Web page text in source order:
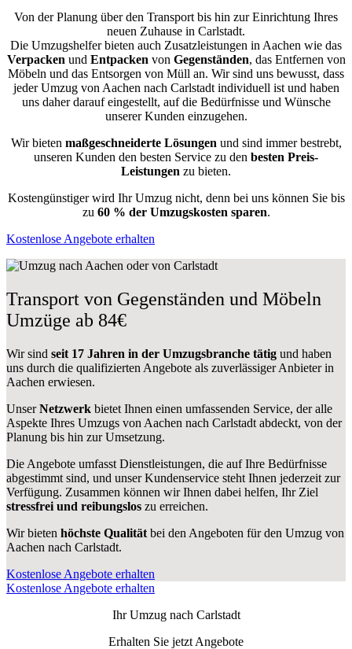
Von der Planung über den Transport bis hin zur Einrichtung Ihres
neuen Zuhause in Carlstadt.
Die Umzugshelfer bieten auch Zusatzleistungen in Aachen wie das
Verpacken und Entpacken von Gegenständen, das Entfernen von
Möbeln und das Entsorgen von Müll an. Wir sind uns bewusst, dass
jeder Umzug von Aachen nach Carlstadt individuell ist und haben
uns daher darauf eingestellt, auf die Bedürfnisse und Wünsche
unserer Kunden einzugehen.
Wir bieten maßgeschneiderte Lösungen und sind immer bestrebt,
unseren Kunden den besten Service zu den besten Preis-
Leistungen zu bieten.
Kostengünstiger wird Ihr Umzug nicht, denn bei uns können Sie bis
zu 60 % der Umzugskosten sparen.
Kostenlose Angebote erhalten
Transport von Gegenständen und Möbeln
Umzüge ab 84€
Wir sind seit 17 Jahren in der Umzugsbranche tätig und haben
uns durch die qualifizierten Angebote als zuverlässiger Anbieter in
Aachen erwiesen.
UnserNetzwerk bietet Ihnen einen umfassenden Service, der alle
Aspekte Ihres Umzugs von Aachen nach Carlstadt abdeckt, von der
Planung bis hin zur Umsetzung.
Die Angebote umfasst Dienstleistungen, die auf Ihre Bedürfnisse
abgestimmt sind, und unser Kundenservice steht Ihnen jederzeit zur
Verfügung. Zusammen können wir Ihnen dabei helfen, Ihr Ziel
stressfrei und reibungslos zu erreichen.
Wir bieten höchste Qualität bei den Angeboten für den Umzug von
Aachen nach Carlstadt.
Kostenlose Angebote erhalten
Kostenlose Angebote erhalten
Ihr Umzug nach Carlstadt
Erhalten Sie jetzt Angebote